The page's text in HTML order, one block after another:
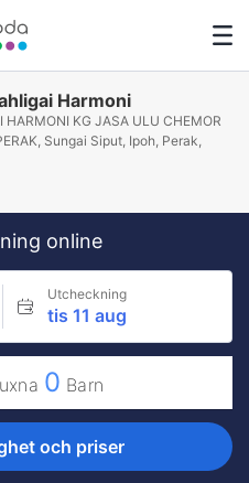
Harmoni
HARMONI KG JASA ULU CHEMOR
Sungai Siput, Ipoh, Perak,
online
Utcheckning
tis 11 aug
0 Barn
och priser